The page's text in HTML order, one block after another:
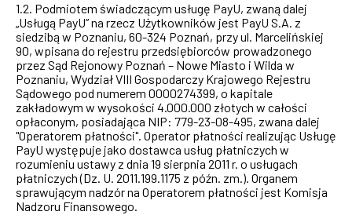
1.2. Podmiotem świadczącym usługę PayU, zwaną dalej
„Usługą PayU” na rzecz Użytkowników jest PayU S.A. z
siedzibą w Poznaniu, 60-324 Poznań, przy ul. Marcelińskiej
90, wpisana do rejestru przedsiębiorców prowadzonego
przez Sąd Rejonowy Poznań – Nowe Miasto i Wilda w
Poznaniu, Wydział VIII Gospodarczy Krajowego Rejestru
Sądowego pod numerem 0000274399, o kapitale
zakładowym w wysokości 4.000.000 złotych w całości
opłaconym, posiadająca NIP: 779-23-08-495, zwana dalej
"Operatorem płatności". Operator płatności realizując Usługę
PayU występuje jako dostawca usług płatniczych w
rozumieniu ustawy z dnia 19 sierpnia 2011 r. o usługach
płatniczych (Dz. U. 2011.199.1175 z późn. zm.). Organem
sprawującym nadzór na Operatorem płatności jest Komisja
Nadzoru Finansowego.